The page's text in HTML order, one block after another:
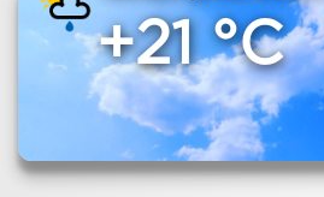
+21 °C